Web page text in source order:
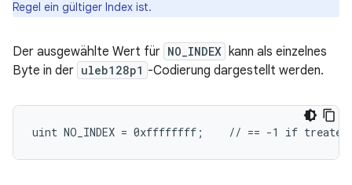
Regel ein gültiger Index ist.
Der ausgewählte Wert für NO_INDEX kann als einzelnes
Byte in der uleb128p1 -Codierung dargestellt werden.